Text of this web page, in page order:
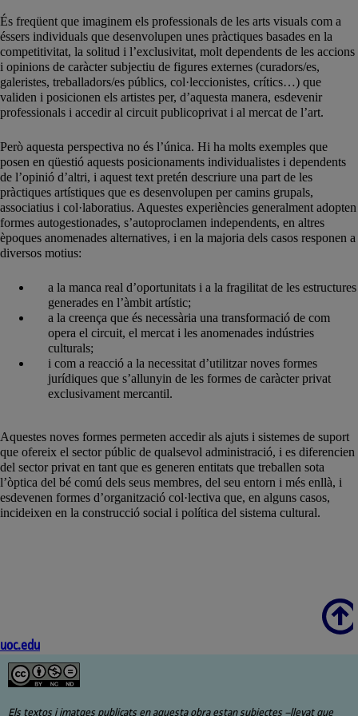
És freqüent que imaginem els professionals de les arts visuals com a
éssers individuals que desenvolupen unes pràctiques basades en la
competitivitat, la solitud i l’exclusivitat, molt dependents de les accions
i opinions de caràcter subjectiu de figures externes (curadors/es,
galeristes, treballadors/es públics, col·leccionistes, crítics…) que
validen i posicionen els artistes per, d’aquesta manera, esdevenir
professionals i accedir al circuit publicoprivat i al mercat de l’art.
Però aquesta perspectiva no és l’única. Hi ha molts exemples que
posen en qüestió aquests posicionaments individualistes i dependents
de l’opinió d’altri, i aquest text pretén descriure una part de les
pràctiques artístiques que es desenvolupen per camins grupals,
associatius i col·laboratius. Aquestes experiències generalment adopten
formes autogestionades, s’autoproclamen independents, en altres
èpoques anomenades alternatives, i en la majoria dels casos responen a
diversos motius:
a la manca real d’oportunitats i a la fragilitat de les estructures
generades en l’àmbit artístic;
a la creença que és necessària una transformació de com
opera el circuit, el mercat i les anomenades indústries
culturals;
i com a reacció a la necessitat d’utilitzar noves formes
jurídiques que s’allunyin de les formes de caràcter privat
exclusivament mercantil.
Aquestes noves formes permeten accedir als ajuts i sistemes de suport
que ofereix el sector públic de qualsevol administració, i es diferencien
del sector privat en tant que es generen entitats que treballen sota
l’òptica del bé comú dels seus membres, del seu entorn i més enllà, i
esdevenen formes d’organització col·lectiva que, en alguns casos,
incideixen en la construcció social i política del sistema cultural.
Scroll
uoc.edu
Els textos i imatges publicats en aquesta obra estan subjectes –llevat que